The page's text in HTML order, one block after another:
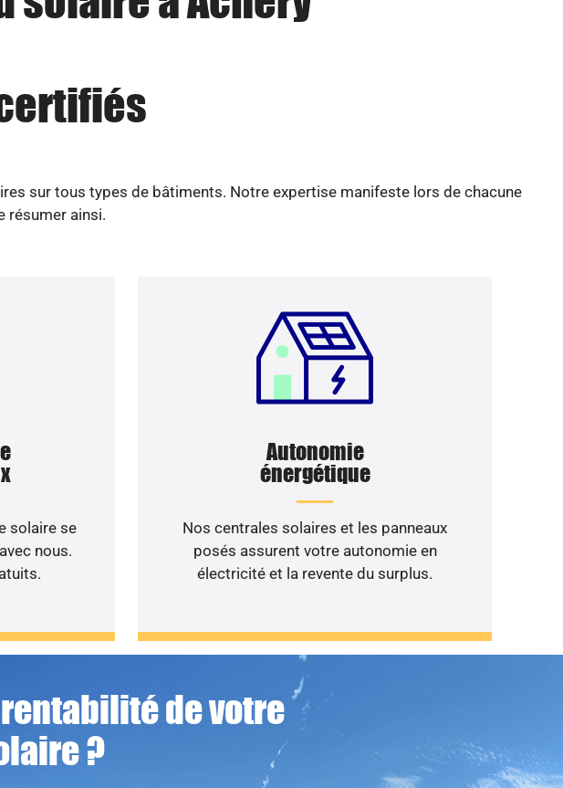
sur tous types de bâtiments. Notre expertise manifeste lors de chacune
résumer ainsi.
solaire se
nous.
Autonomie
énergétique
Nos centrales solaires et les panneaux
posés assurent votre autonomie en
électricité et la revente du surplus.
de votre
?